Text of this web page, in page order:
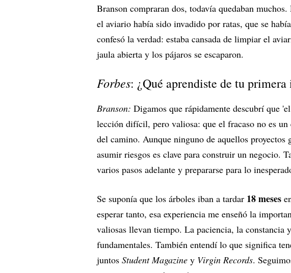
Branson compraran dos, todavía quedaban
el aviario había sido invadido por ratas, que se
confesó la verdad: estaba cansada de limpiar el
jaula abierta y los pájaros se escaparon.
Forbes: ¿Qué aprendiste de tu primera
Branson: Digamos que rápidamente descubrí que
lección difícil, pero valiosa: que el fracaso no es
del camino. Aunque ninguno de aquellos proyectos
asumir riesgos es clave para construir un negocio.
varios pasos adelante y prepararse para lo
Se suponía que los árboles iban a tardar 18 meses
esperar tanto, esa experiencia me enseñó la
valiosas llevan tiempo. La paciencia, la constancia
fundamentales. También entendí lo que significa
juntos Student Magazine y Virgin Records.